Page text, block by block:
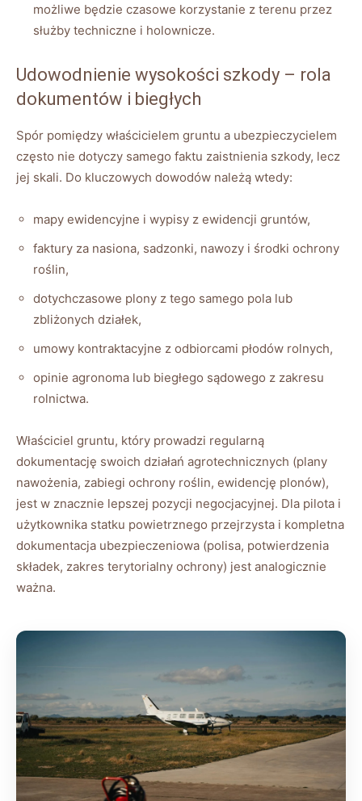
możliwe będzie czasowe korzystanie z terenu przez
służby techniczne i holownicze.
Udowodnienie wysokości szkody – rola
dokumentów i biegłych
Spór pomiędzy właścicielem gruntu a ubezpieczycielem
często nie dotyczy samego faktu zaistnienia szkody, lecz
jej skali. Do kluczowych dowodów należą wtedy:
mapy ewidencyjne i wypisy z ewidencji gruntów,
faktury za nasiona, sadzonki, nawozy i środki ochrony
roślin,
dotychczasowe plony z tego samego pola lub
zbliżonych działek,
umowy kontraktacyjne z odbiorcami płodów rolnych,
opinie agronoma lub biegłego sądowego z zakresu
rolnictwa.
Właściciel gruntu, który prowadzi regularną
dokumentację swoich działań agrotechnicznych (plany
nawożenia, zabiegi ochrony roślin, ewidencję plonów),
jest w znacznie lepszej pozycji negocjacyjnej. Dla pilota i
użytkownika statku powietrznego przejrzysta i kompletna
dokumentacja ubezpieczeniowa (polisa, potwierdzenia
składek, zakres terytorialny ochrony) jest analogicznie
ważna.